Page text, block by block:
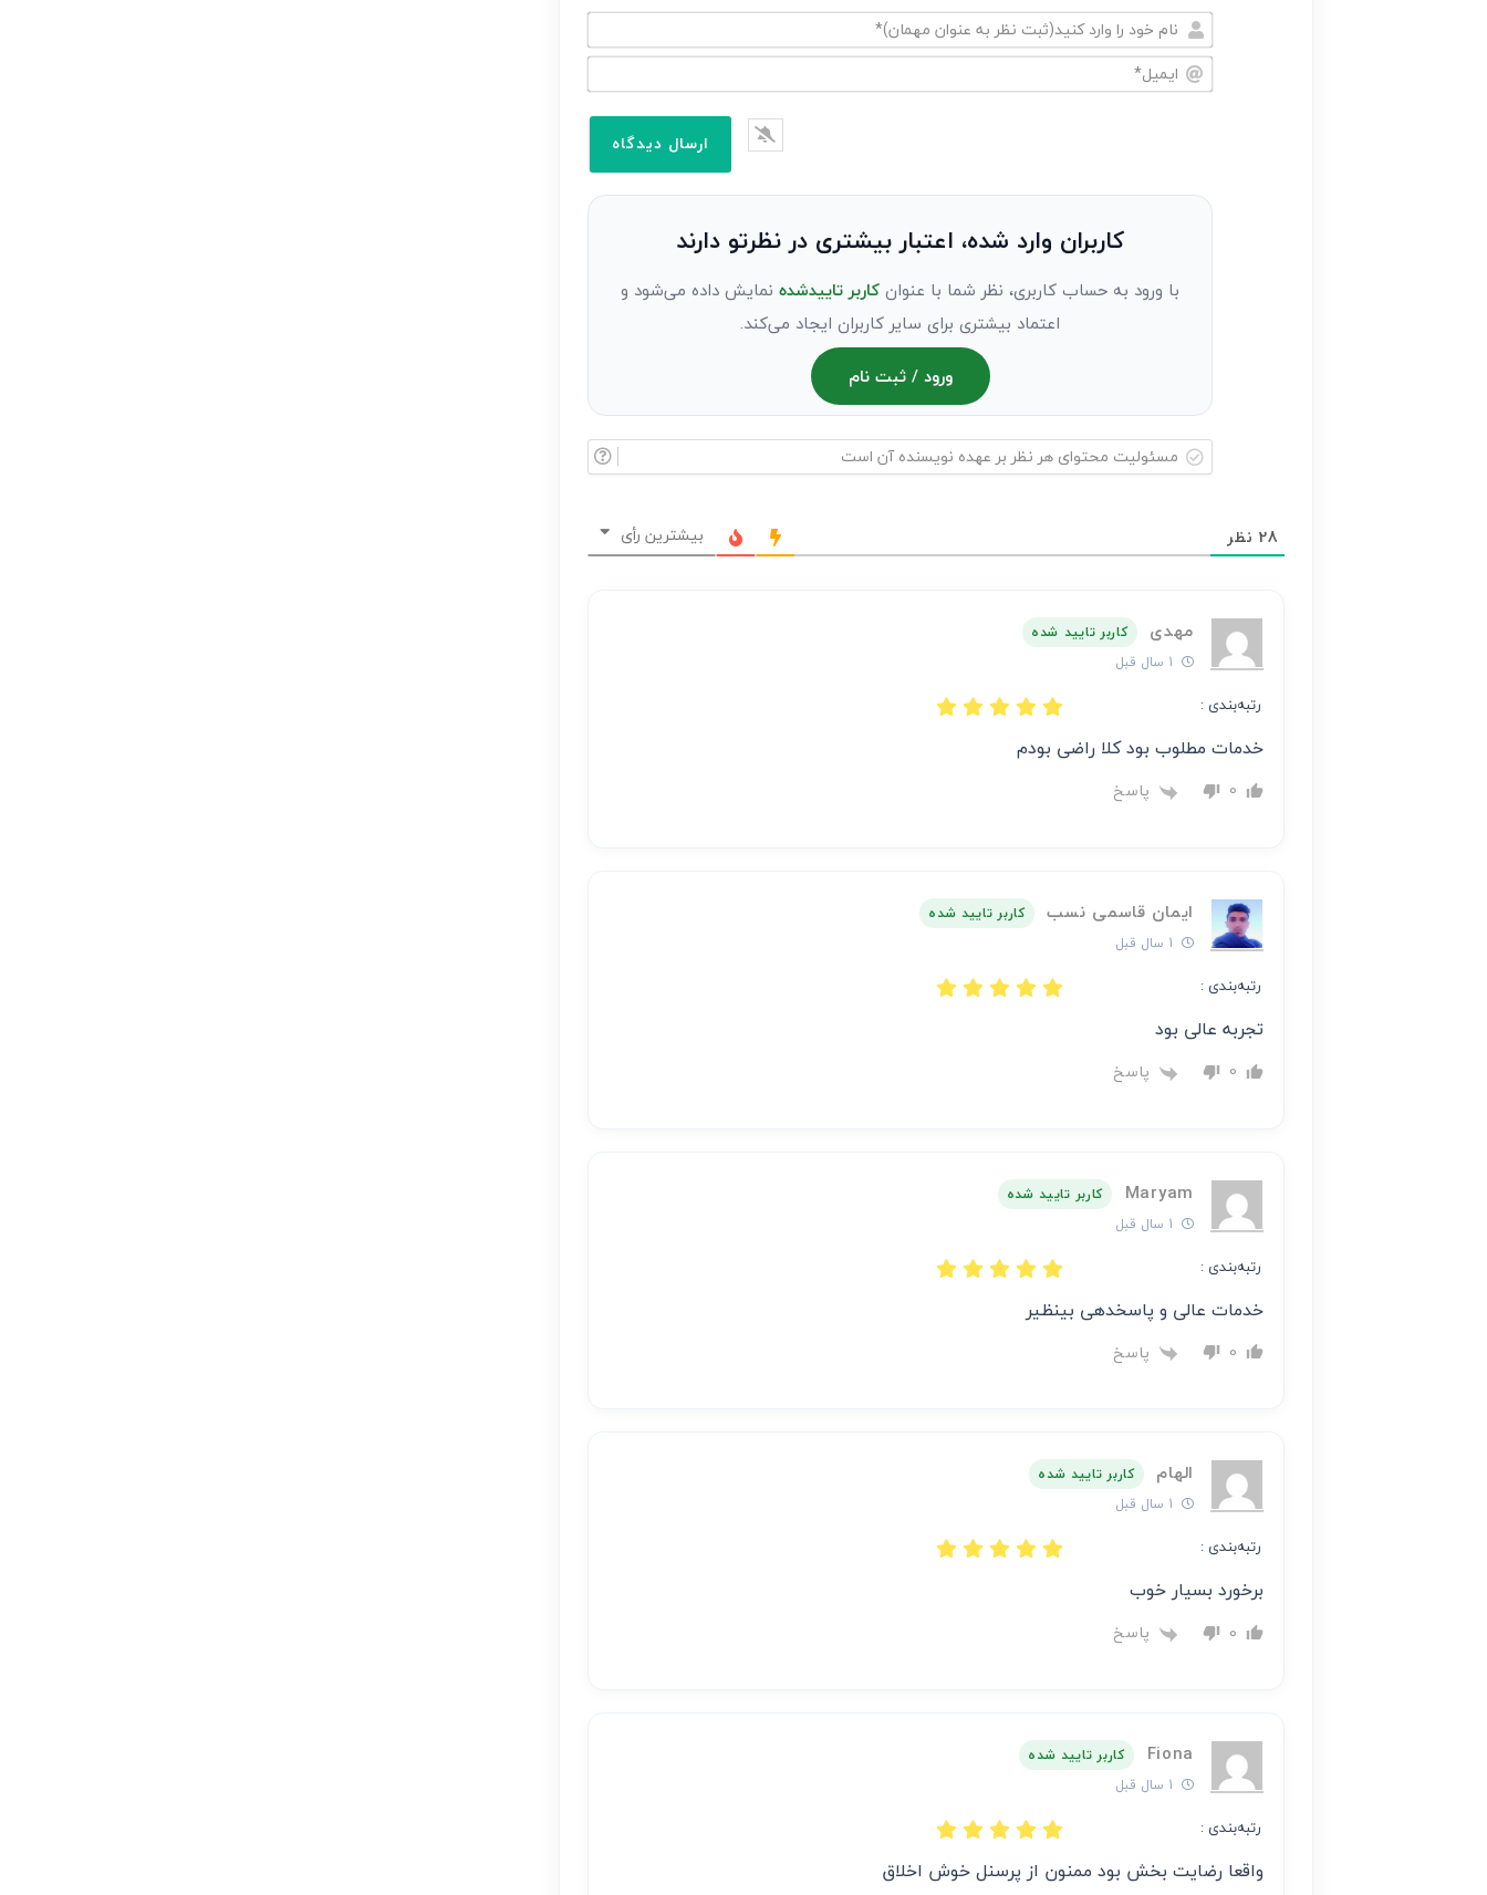
نام
خود
نظر
مهمان)*
کاربران وارد شده، اعتبار بیشتری در نظرتو دارند
با ورود به حساب کاربری، نظر شما با عنوانکاربر تاییدشدهنمایش داده می‌شود و
اعتماد بیشتری برای سایر کاربران ایجاد می‌کند.
ورود / ثبت نام
عهده
نویسنده
است
28 نظر بیشترین رأی
مهدی
کاربر تایید شده
رتبه‌بندی :
خدمات مطلوب بود کلا راضی بودم
0 پاسخ
ایمان قاسمی نسب
کاربر تایید شده
رتبه‌بندی :
تجربه عالی بود
0 پاسخ
Maryam
کاربر تایید شده
رتبه‌بندی :
خدمات عالی و پاسخدهی بینظیر
0 پاسخ
الهام
کاربر تایید شده
رتبه‌بندی :
برخورد بسیار خوب
0 پاسخ
Fiona
کاربر تایید شده
رتبه‌بندی :
واقعا رضایت بخش بود ممنون از پرسنل خوش اخلاق